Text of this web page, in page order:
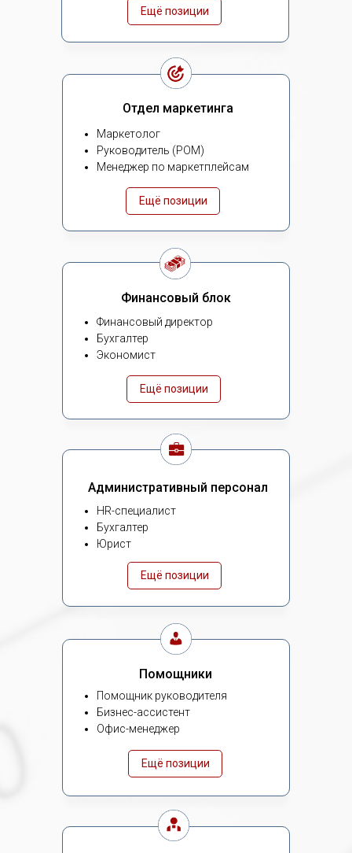
Ещё позиции
Отдел маркетинга
Маркетолог
Руководитель (РОМ)
Менеджер по маркетплейсам
Ещё позиции
Финансовый блок
Финансовый директор
Бухгалтер
Экономист
Ещё позиции
Административный персонал
HR-специалист
Бухгалтер
Юрист
Ещё позиции
Помощники
Помощник руководителя
Бизнес-ассистент
Офис-менеджер
Ещё позиции